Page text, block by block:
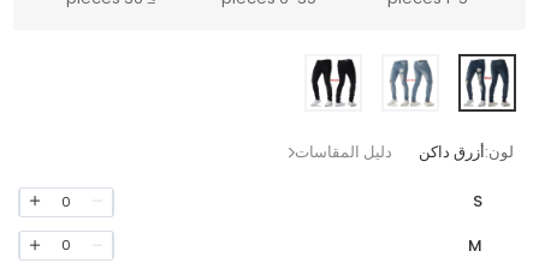
لون:أزرق داكن دليل المقاسات
S
0
M
0